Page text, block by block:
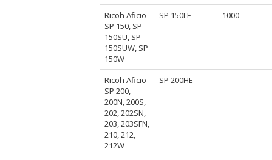
Ricoh Aficio
SP 150, SP
150SU, SP
150SUW, SP
150W
SP 150LE 1000
Ricoh Aficio
SP 200,
200N, 200S,
202, 202SN,
203, 203SFN,
210, 212,
212W
SP 200HE -